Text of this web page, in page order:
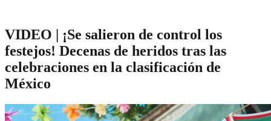
VIDEO | ¡Se salieron de control los
festejos! Decenas de heridos tras las
celebraciones en la clasificación de
México